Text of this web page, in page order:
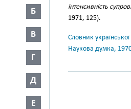
Б
В
Г
Д
Е
інтенсивність
1971, 125).
Словник
Наукова думка,